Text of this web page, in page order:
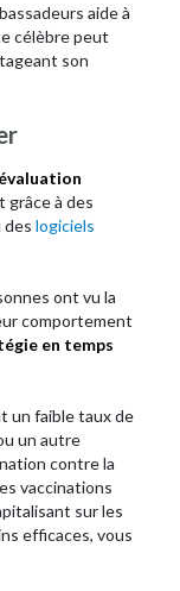
aide à
célèbre peut
son
grâce à des
des logiciels
ont vu la
comportement
en temps
un faible taux de
un autre
contre la
vaccinations
sur les
efficaces, vous